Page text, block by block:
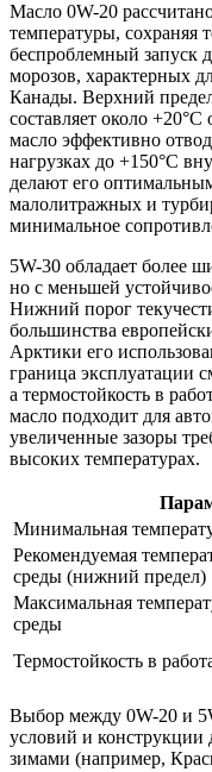
Масло 0W-20
температуры, сохраняя
беспроблемный запуск
морозов, характерных
Канады. Верхний
составляет около
масло эффективно
нагрузках до +150°C
делают его
малолитражных и
минимальное
5W-30 обладает более
но с меньшей
Нижний порог
большинства
Арктики его
граница эксплуатации
а термостойкость в
масло подходит для
увеличенные зазоры
высоких температурах.
Минимальная
Рекомендуемая
среды (нижний предел)
Максимальная
среды
Термостойкость в
Выбор между 0W-20 и
условий и конструкции
зимами (например,